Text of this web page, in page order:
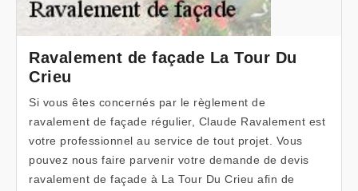
Ravalement de façade La Tour Du
Crieu
Si vous êtes concernés par le règlement de
ravalement de façade régulier, Claude Ravalement est
votre professionnel au service de tout projet. Vous
pouvez nous faire parvenir votre demande de devis
ravalement de façade à La Tour Du Crieu afin de